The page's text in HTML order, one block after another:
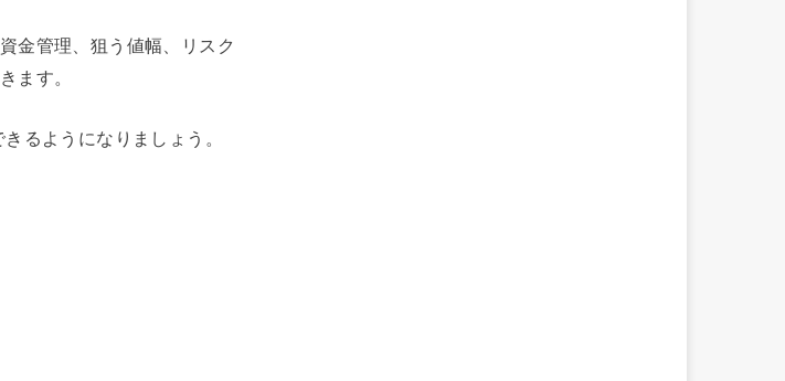
金管理、狙う値幅、リスク
ます。
るようになりましょう。